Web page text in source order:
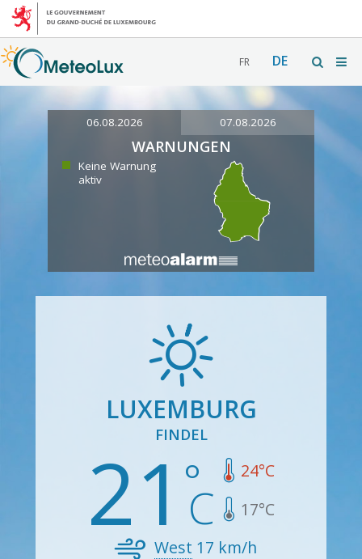
FR DE
06.08.2026 07.08.2026
WARNUNGEN
Keine Warnung
aktiv
LUXEMBURG
FINDEL
21 24°C
17°C
West 17 km/h